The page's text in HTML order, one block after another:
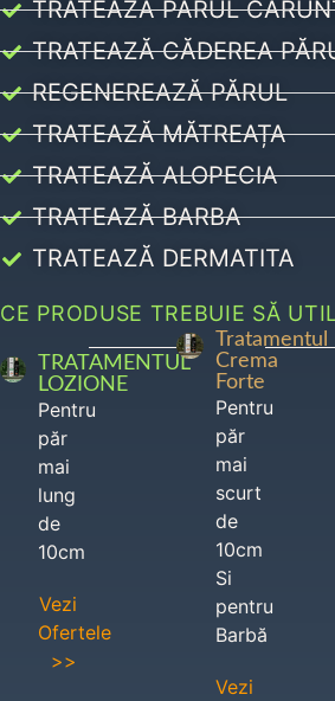
TRATEAZĂ PĂRUL
TRATEAZĂ CĂDEREA
REGENEREAZĂ PĂRUL
TRATEAZĂ MĂTREAȚA
TRATEAZĂ ALOPECIA
TRATEAZĂ BARBA
TRATEAZĂ DERMATITA
CE PRODUSE TREBUIE SĂ
TRATAMENTUL
LOZIONE
Pentru
păr
mai
lung
de
10cm
Vezi
Ofertele
>>
Tratamentul
Crema
Forte
Pentru
păr
mai
scurt
de
10cm
Si
pentru
Barbă
Vezi